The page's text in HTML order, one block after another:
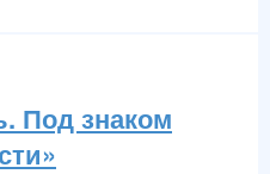
Под знаком